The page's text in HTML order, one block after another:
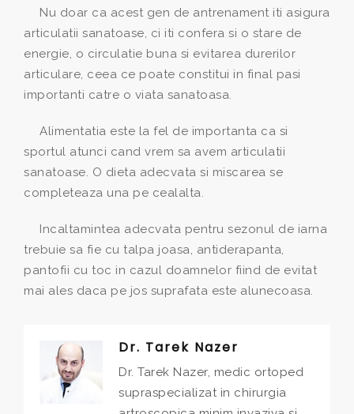
Nu doar ca acest gen de antrenament iti asigura
articulatii sanatoase, ci iti confera si o stare de
energie, o circulatie buna si evitarea durerilor
articulare, ceea ce poate constitui in final pasi
importanti catre o viata sanatoasa.
Alimentatia este la fel de importanta ca si
sportul atunci cand vrem sa avem articulatii
sanatoase. O dieta adecvata si miscarea se
completeaza una pe cealalta.
Incaltamintea adecvata pentru sezonul de iarna
trebuie sa fie cu talpa joasa, antiderapanta,
pantofii cu toc in cazul doamnelor fiind de evitat
mai ales daca pe jos suprafata este alunecoasa.
Dr. Tarek Nazer
Dr. Tarek Nazer, medic ortoped
supraspecializat in chirurgia